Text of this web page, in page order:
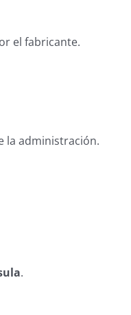
el fabricante.
la administración.
.